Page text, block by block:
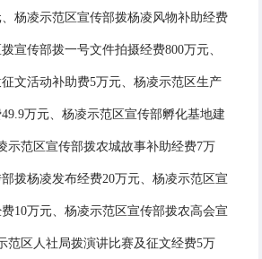
杨凌示范区宣传部拨杨凌风物补助经费
宣传部拨一号文件拍摄经费800万元、
文活动补助费5万元、杨凌示范区生产
万元、杨凌示范区宣传部孵化基地建
示范区宣传部拨农城故事补助经费7万
拨杨凌发布经费20万元、杨凌示范区宣
10万元、杨凌示范区宣传部拨农高会宣
范区人社局拨演讲比赛及征文经费5万